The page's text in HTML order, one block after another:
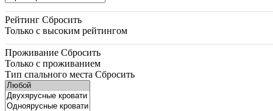
Рейтинг Сбросить
Только с высоким рейтингом
Проживание Сбросить
Только с проживанием
Тип спального места Сбросить